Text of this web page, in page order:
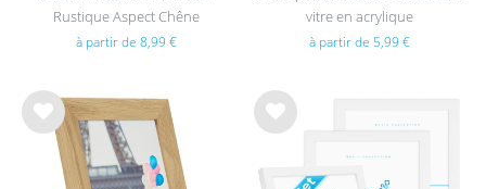
Rustique Aspect Chêne
à partir de 8,99 €
vitre en acrylique
à partir de 5,99 €
List
List
sou